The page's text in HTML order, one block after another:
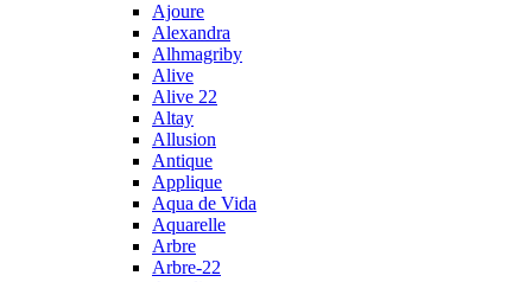
Ajoure
Alexandra
Alhmagriby
Alive
Alive 22
Altay
Allusion
Antique
Applique
Aqua de Vida
Aquarelle
Arbre
Arbre-22